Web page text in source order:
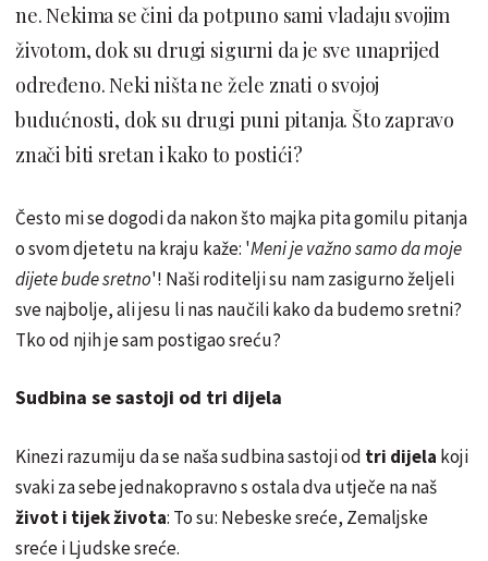
ne. Nekima se čini da potpuno sami vladaju svojim
životom, dok su drugi sigurni da je sve unaprijed
određeno. Neki ništa ne žele znati o svojoj
budućnosti, dok su drugi puni pitanja. Što zapravo
znači biti sretan i kako to postići?
Često mi se dogodi da nakon što majka pita gomilu pitanja
o svom djetetu na kraju kaže: 'Meni je važno samo da moje
dijete bude sretno'! Naši roditelji su nam zasigurno željeli
sve najbolje, ali jesu li nas naučili kako da budemo sretni?
Tko od njih je sam postigao sreću?
Sudbina se sastoji od tri dijela
Kinezi razumiju da se naša sudbina sastoji od tri dijela koji
svaki za sebe jednakopravno s ostala dva utječe na naš
život i tijek života: To su: Nebeske sreće, Zemaljske
sreće i Ljudske sreće.